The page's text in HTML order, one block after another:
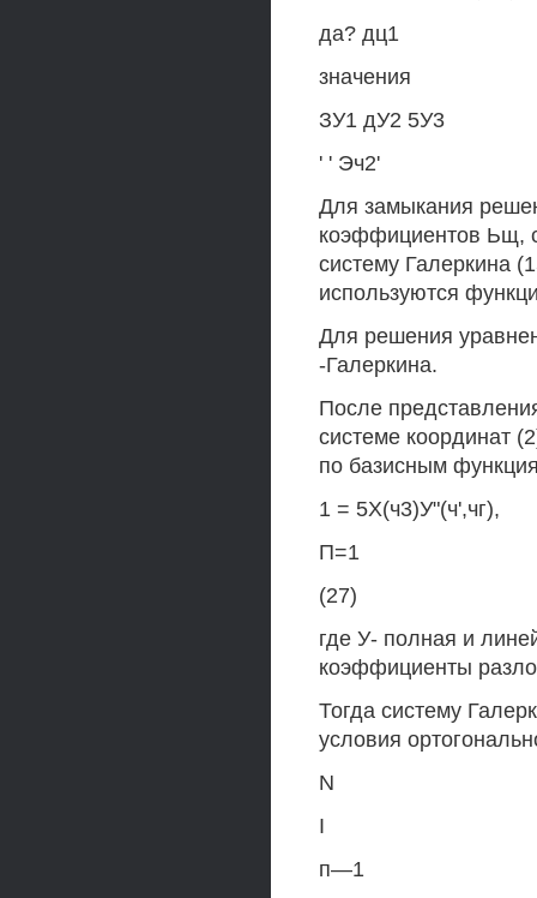
да? дц1
значения
ЗУ1 дУ2 5У3
' ' Эч2'
Для замыкания
коэффициентов Ьщ,
систему Галеркина
используются
Для решения
-Галеркина.
После
системе координат
по базисным
1 = 5Х(ч3)У"(ч',чг),
П=1
(27)
где У- полная и
коэффициенты
Тогда систему
условия
N
I
п—1